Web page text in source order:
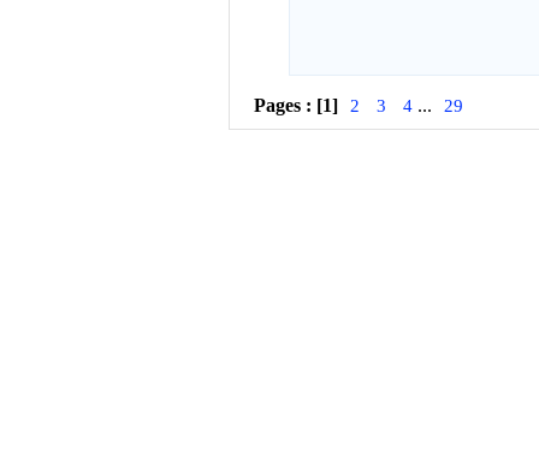
Pages : [1] 2 3 4 ... 29